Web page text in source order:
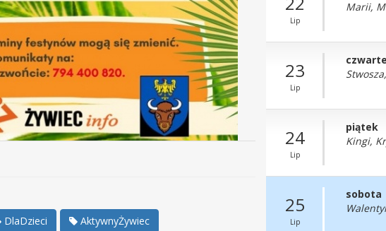
DlaDzieci AktywnyŻywiec
Lip
Marii,
23
Lip
24
Lip
piątek
Kingi,
25
Lip
sobota